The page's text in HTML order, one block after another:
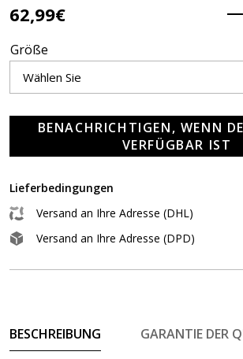
62,99€
Größe
BENACHRICHTIGEN, WENN
VERFÜGBAR IST
Lieferbedingungen
Versand an Ihre Adresse (DHL)
Versand an Ihre Adresse (DPD)
BESCHREIBUNG GARANTIE DER